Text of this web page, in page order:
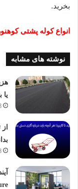
بخرید.
انواع کوله پشتی
نوشته های مشابه